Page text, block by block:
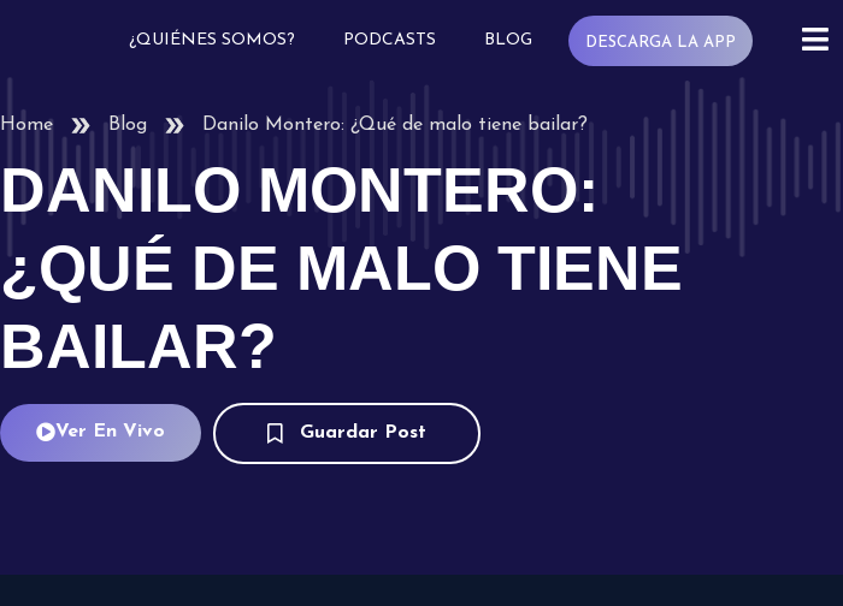
¿QUIÉNES SOMOS? PODCASTS BLOG DESCARGA LA APP
Home Blog Danilo Montero: ¿Qué de malo tiene bailar?
DANILO MONTERO:
¿QUÉ DE MALO TIENE
BAILAR?
Ver En Vivo Guardar Post